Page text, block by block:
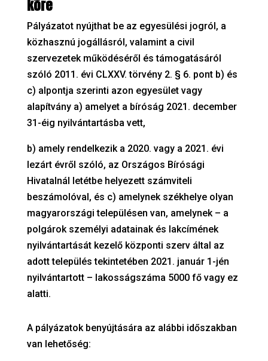
köre
Pályázatot nyújthat be az egyesülési jogról, a
közhasznú jogállásról, valamint a civil
szervezetek működéséről és támogatásáról
szóló 2011. évi CLXXV. törvény 2. § 6. pont b) és
c) alpontja szerinti azon egyesület vagy
alapítvány a) amelyet a bíróság 2021. december
31-éig nyilvántartásba vett,
b) amely rendelkezik a 2020. vagy a 2021. évi
lezárt évről szóló, az Országos Bírósági
Hivatalnál letétbe helyezett számviteli
beszámolóval, és c) amelynek székhelye olyan
magyarországi településen van, amelynek – a
polgárok személyi adatainak és lakcímének
nyilvántartását kezelő központi szerv által az
adott település tekintetében 2021. január 1-jén
nyilvántartott – lakosságszáma 5000 fő vagy ez
alatti.
A pályázatok benyújtására az alábbi időszakban
van lehetőség: